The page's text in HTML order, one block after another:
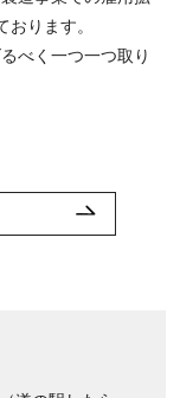
ります。
べく一つ一つ取り